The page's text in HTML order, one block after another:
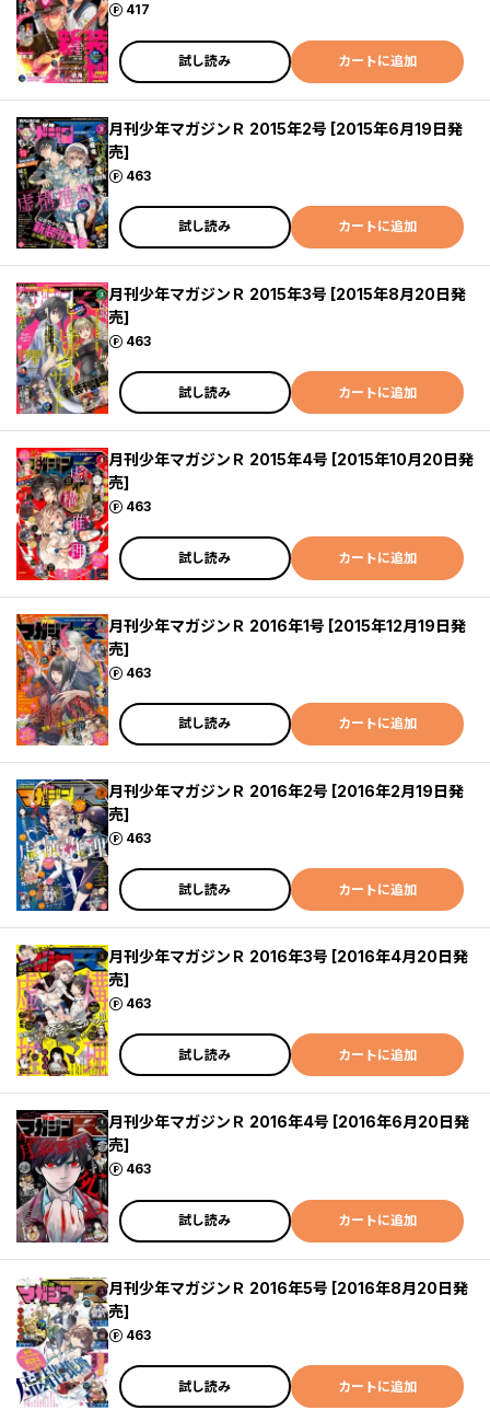
417
ポイント
試し読み カートに追加
月刊少年マガジンＲ 2015年2号 [2015年6月19日発
売]
463
ポイント
試し読み カートに追加
月刊少年マガジンＲ 2015年3号 [2015年8月20日発
売]
463
ポイント
試し読み カートに追加
月刊少年マガジンＲ 2015年4号 [2015年10月20日発
売]
463
ポイント
試し読み カートに追加
月刊少年マガジンＲ 2016年1号 [2015年12月19日発
売]
463
ポイント
試し読み カートに追加
月刊少年マガジンＲ 2016年2号 [2016年2月19日発
売]
463
ポイント
試し読み カートに追加
月刊少年マガジンＲ 2016年3号 [2016年4月20日発
売]
463
ポイント
試し読み カートに追加
月刊少年マガジンＲ 2016年4号 [2016年6月20日発
売]
463
ポイント
試し読み カートに追加
月刊少年マガジンＲ 2016年5号 [2016年8月20日発
売]
463
ポイント
試し読み カートに追加